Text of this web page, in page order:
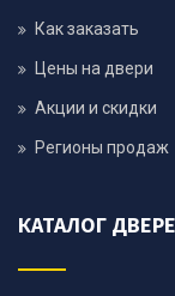
Как заказать
Цены на двери
Акции и скидки
Регионы продаж
КАТАЛОГ